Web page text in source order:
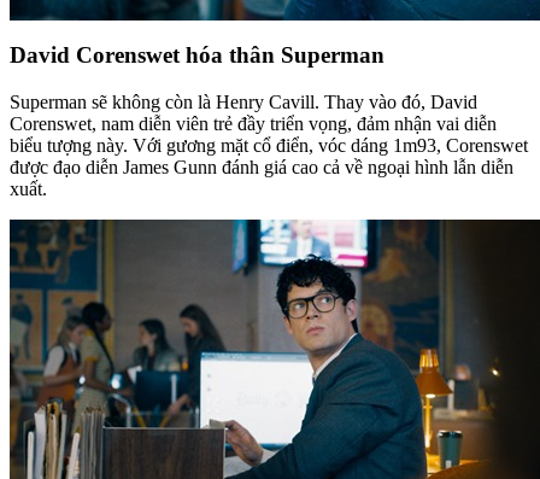
David Corenswet hóa thân Superman
Superman sẽ không còn là Henry Cavill. Thay vào đó, David
Corenswet, nam diễn viên trẻ đầy triển vọng, đảm nhận vai diễn
biểu tượng này. Với gương mặt cổ điển, vóc dáng 1m93, Corenswet
được đạo diễn James Gunn đánh giá cao cả về ngoại hình lẫn diễn
xuất.